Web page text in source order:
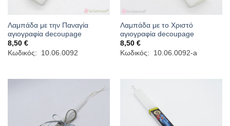
Λαμπάδα με την Παναγία
αγιογραφία decoupage
8,50 €
Κωδικός: 10.06.0092
Λαμπάδα με το Χριστό
αγιογραφία decoupage
8,50 €
Κωδικός: 10.06.0092-a